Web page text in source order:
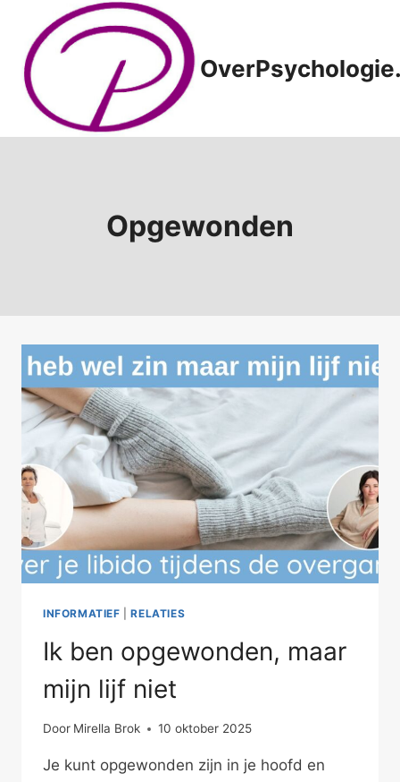
Doorgaan
inhoud
Opgewonden
INFORMATIEF |RELATIES
Ik ben opgewonden, maar
mijn lijf niet
Door Mirella Brok 10 oktober 2025
Je kunt opgewonden zijn in je hoofd en